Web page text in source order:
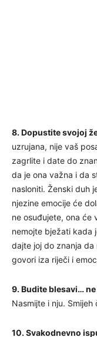
8. Dopustite svojoj
uzrujana, nije vaš
zagrlite i date do
da je ona važna i da
nasloniti. Ženski duh
njezine emocije će
ne osuđujete, ona će
nemojte bježati kada
dajte joj do znanja
govori iza riječi i
9. Budite blesavi…
Nasmijte i nju.
10. Svakodnevno